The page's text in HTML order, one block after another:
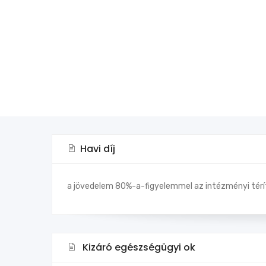
Havi díj
a jövedelem 80%-a-figyelemmel az intézményi
Kizáró egészségügyi ok